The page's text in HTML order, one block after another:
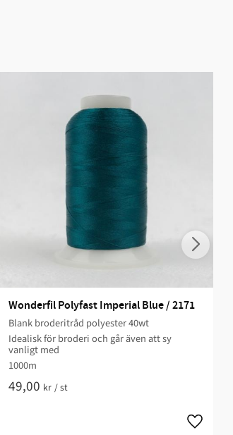
Wonderfil Polyfast Imperial Blue / 2171
Blank broderitråd polyester 40wt
Idealisk för broderi och går även att sy
vanligt med
1000m
49,00 kr /st